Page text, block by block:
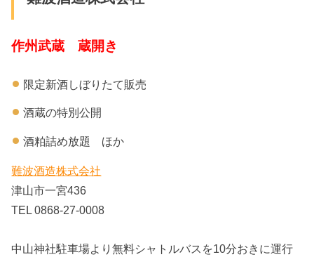
作州武蔵 蔵開き
限定新酒しぼりたて販売
酒蔵の特別公開
酒粕詰め放題 ほか
難波酒造株式会社
津山市一宮436
TEL 0868-27-0008
中山神社駐車場より無料シャトルバスを10分おきに運行